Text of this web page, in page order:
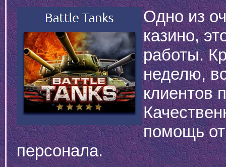
Одно из
казино,
работы.
неделю,
клиентов
помощь от
персонала.